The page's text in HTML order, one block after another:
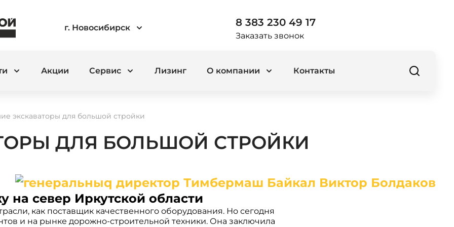
г. Новосибирск 8 383 230 49 17
Заказать звонок
Акции Сервис Лизинг О компании Контакты
экскаваторы для большой стройки
ДЛЯ БОЛЬШОЙ СТРОЙКИ
на север Иркутской области
как поставщик качественного оборудования. Но сегодня
и на рынке дорожно-строительной техники. Она заключила